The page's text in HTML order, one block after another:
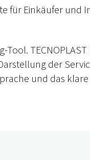
für Einkäufer und
Tool.
der
und das